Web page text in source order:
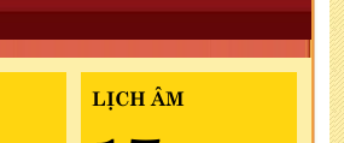
LỊCH ÂM